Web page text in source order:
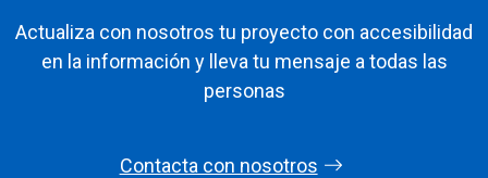
Actualiza con nosotros tu proyecto con accesibilidad
en la información y lleva tu mensaje a todas las
personas
Contacta con nosotros